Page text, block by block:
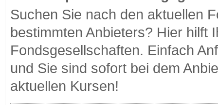
Suchen Sie nach den aktuellen
bestimmten Anbieters? Hier hilft
Fondsgesellschaften. Einfach
und Sie sind sofort bei dem
aktuellen Kursen!